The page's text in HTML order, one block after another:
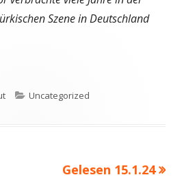
Szene in Deutschland
Kategorien
Uncategorized
Nächster
Gelesen 15.1.24